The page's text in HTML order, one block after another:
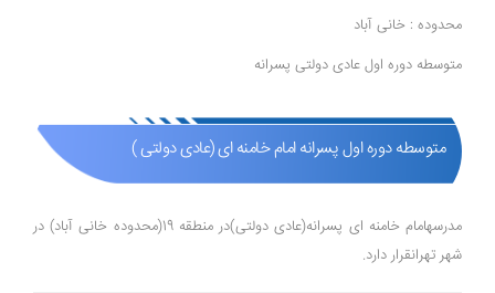
محدوده : خانی آباد
متوسطه دوره اول عادی دولتی پسرانه
متوسطه دوره اول پسرانه امام خامنه ای (عادی دولتی )
مدرسهامام خامنه ای پسرانه(عادی دولتی)در منطقه 19(محدوده خانی آباد) در
شهر تهرانقرار دارد.